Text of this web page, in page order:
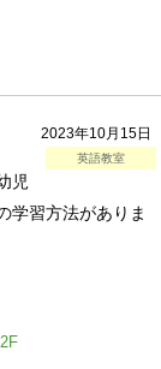
2023年10月15日
英語教室
児
学習方法がありま